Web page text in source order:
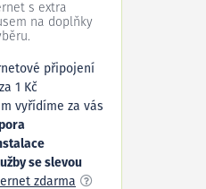
s extra
na doplňky
připojení
1 Kč
vyřídíme za vás
se slevou
zdarma